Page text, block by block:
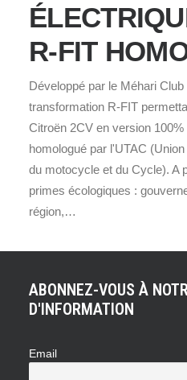
R-FIT
Développé par le Méhari
transformation R-FIT
Citroën 2CV en version
homologué par l'UTAC
du motocycle et du Cycle). A
primes écologiques :
région,…
ABONNEZ-VOUS À
D'INFORMATION
Email